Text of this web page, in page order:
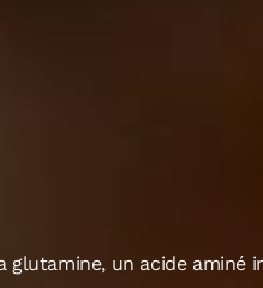
glutamine, un acide aminé